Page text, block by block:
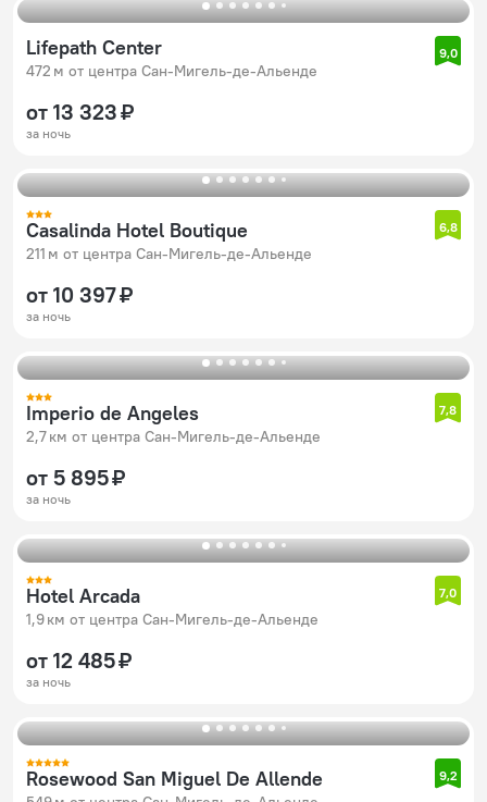
Lifepath Center
472 м от центра Сан-Мигель-де-Альенде
9,0
от 13 323 ₽
за ночь
Casalinda Hotel Boutique
211 м от центра Сан-Мигель-де-Альенде
6,8
от 10 397 ₽
за ночь
Imperio de Angeles
2,7 км от центра Сан-Мигель-де-Альенде
7,8
от 5 895 ₽
за ночь
Hotel Arcada
1,9 км от центра Сан-Мигель-де-Альенде
7,0
от 12 485 ₽
за ночь
Rosewood San Miguel De Allende 9,2